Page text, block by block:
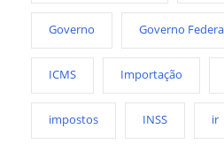
Governo Governo
ICMS Importação
impostos INSS ir